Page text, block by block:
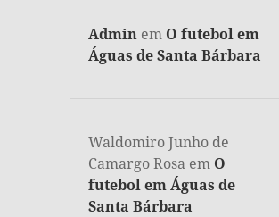
Admin em O futebol em
Águas de Santa Bárbara
Waldomiro Junho de
Camargo Rosa em O
futebol em Águas de
Santa Bárbara